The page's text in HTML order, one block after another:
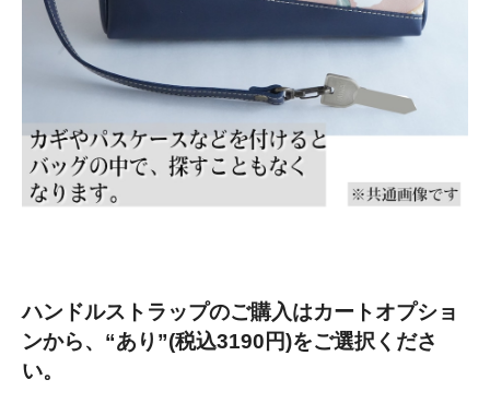
ハンドルストラップのご購入はカートオプショ
ンから、“あり”(税込3190円)をご選択くださ
い。